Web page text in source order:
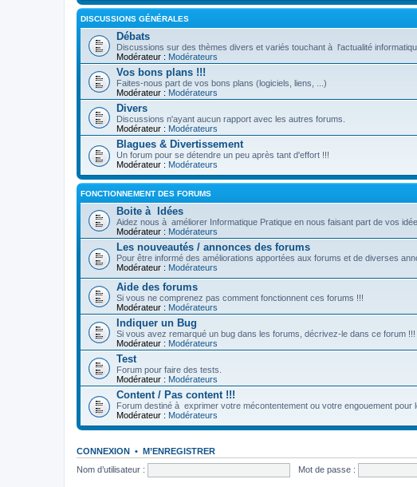
DISCUSSIONS GÉNÉRALES
Débats
Discussions sur des thèmes divers et variés touchant à l'actualité
Modérateur : Modérateurs
Vos bons plans !!!
Faites-nous part de vos bons plans (logiciels, liens, ...)
Modérateur : Modérateurs
Divers
Discussions n'ayant aucun rapport avec les autres forums.
Modérateur : Modérateurs
Blagues & Divertissement
Un forum pour se détendre un peu après tant d'effort !!!
Modérateur : Modérateurs
FONCTIONNEMENT DES FORUMS
Boite à Idées
Aidez nous à améliorer Informatique Pratique en nous faisant part de vos
Modérateur : Modérateurs
Les nouveautés / annonces des forums
Pour être informé des améliorations apportées aux forums et de diverses
Modérateur : Modérateurs
Aide des forums
Si vous ne comprenez pas comment fonctionnent ces forums !!!
Modérateur : Modérateurs
Indiquer un Bug
Si vous avez remarqué un bug dans les forums, décrivez-le dans ce forum !!!
Modérateur : Modérateurs
Test
Forum pour faire des tests.
Modérateur : Modérateurs
Content / Pas content !!!
Forum destiné à exprimer votre mécontentement ou votre engouement pour
Modérateur : Modérateurs
CONNEXION • M’ENREGISTRER
Nom d’utilisateur :
Mot de passe :